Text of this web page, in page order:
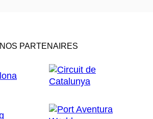
NOS PARTENAIRES